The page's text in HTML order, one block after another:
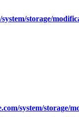
storage/
system/storage/